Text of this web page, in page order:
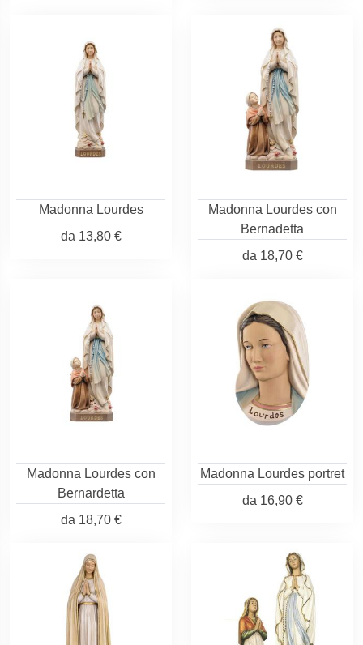
Madonna Lourdes
da 13,80 €
Madonna Lourdes con
Bernadetta
da 18,70 €
Madonna Lourdes con
Bernardetta
da 18,70 €
Madonna Lourdes portret
da 16,90 €